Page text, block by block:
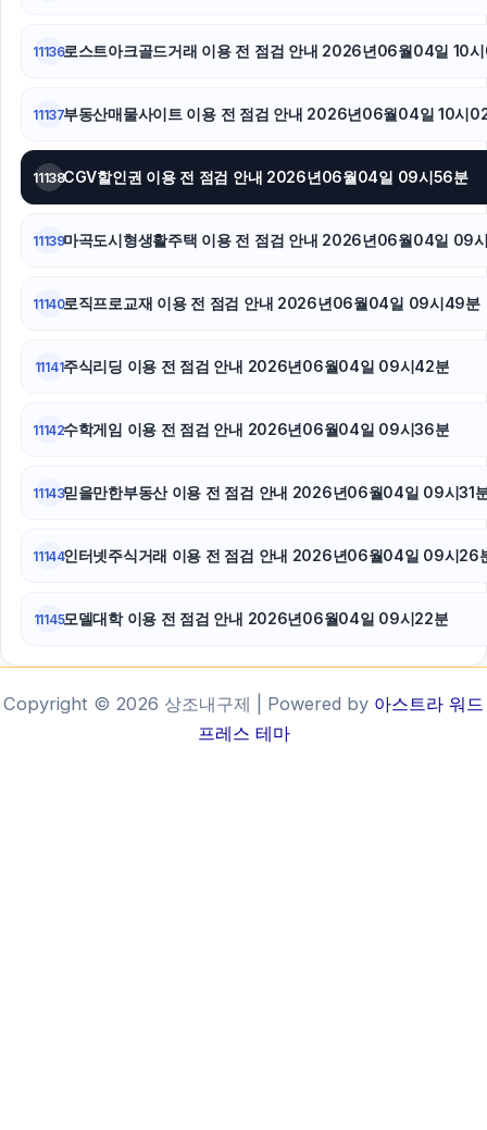
11136로스트아크골드거래 이용 전 점검 안내 2026년06월04일 10
11137부동산매물사이트 이용 전 점검 안내 2026년06월04일 10시
11138CGV할인권 이용 전 점검 안내 2026년06월04일 09시56분
11139마곡도시형생활주택 이용 전 점검 안내 2026년06월04일 09
11140로직프로교재 이용 전 점검 안내 2026년06월04일 09시49분
11141주식리딩 이용 전 점검 안내 2026년06월04일 09시42분
11142수학게임 이용 전 점검 안내 2026년06월04일 09시36분
11143믿을만한부동산 이용 전 점검 안내 2026년06월04일 09시31
11144인터넷주식거래 이용 전 점검 안내 2026년06월04일 09시26
11145모델대학 이용 전 점검 안내 2026년06월04일 09시22분
Copyright © 2026 상조내구제 | Powered by 아스트라 워드
프레스 테마